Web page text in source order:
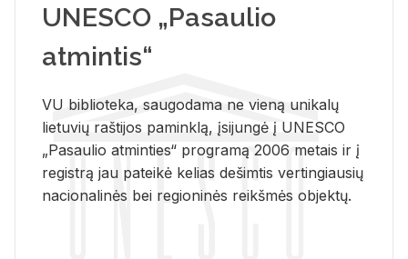
UNESCO „Pasaulio
atmintis“
VU biblioteka, saugodama ne vieną unikalų
lietuvių raštijos paminklą, įsijungė į UNESCO
„Pasaulio atminties“ programą 2006 metais ir į
registrą jau pateikė kelias dešimtis vertingiausių
nacionalinės bei regioninės reikšmės objektų.